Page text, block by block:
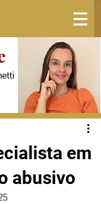
em
abusivo